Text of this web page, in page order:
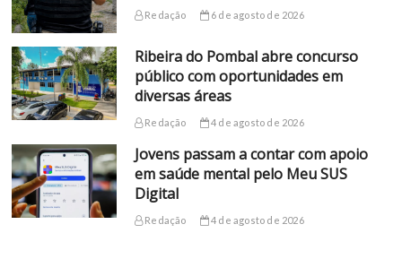
Redação 6 de agosto de 2026
Ribeira do Pombal abre concurso
público com oportunidades em
diversas áreas
Redação 4 de agosto de 2026
Jovens passam a contar com apoio
em saúde mental pelo Meu SUS
Digital
Redação 4 de agosto de 2026